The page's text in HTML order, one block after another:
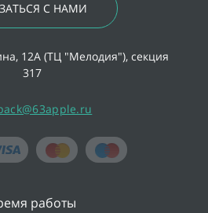
С НАМИ
12А (ТЦ "Мелодия"), секция
317
работы